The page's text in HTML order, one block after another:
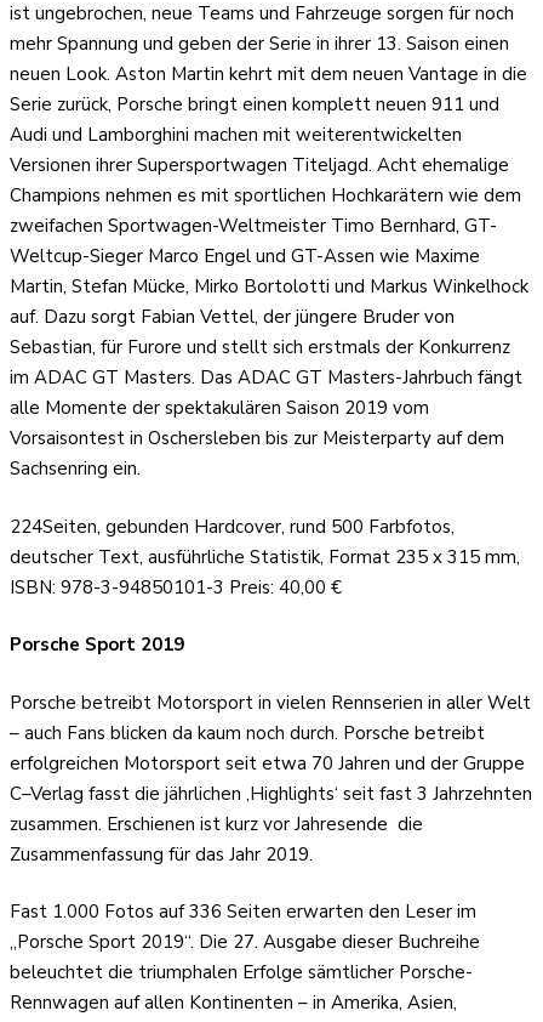
ist ungebrochen, neue Teams und Fahrzeuge sorgen für noch
mehr Spannung und geben der Serie in ihrer 13. Saison einen
neuen Look. Aston Martin kehrt mit dem neuen Vantage in die
Serie zurück, Porsche bringt einen komplett neuen 911 und
Audi und Lamborghini machen mit weiterentwickelten
Versionen ihrer Supersportwagen Titeljagd. Acht ehemalige
Champions nehmen es mit sportlichen Hochkarätern wie dem
zweifachen Sportwagen-Weltmeister Timo Bernhard, GT-
Weltcup-Sieger Marco Engel und GT-Assen wie Maxime
Martin, Stefan Mücke, Mirko Bortolotti und Markus Winkelhock
auf. Dazu sorgt Fabian Vettel, der jüngere Bruder von
Sebastian, für Furore und stellt sich erstmals der Konkurrenz
im ADAC GT Masters. Das ADAC GT Masters-Jahrbuch fängt
alle Momente der spektakulären Saison 2019 vom
Vorsaisontest in Oschersleben bis zur Meisterparty auf dem
Sachsenring ein.
224Seiten, gebunden Hardcover, rund 500 Farbfotos,
deutscher Text, ausführliche Statistik, Format 235 x 315 mm,
ISBN: 978-3-94850101-3 Preis: 40,00 €
Porsche Sport 2019
Porsche betreibt Motorsport in vielen Rennserien in aller Welt
– auch Fans blicken da kaum noch durch. Porsche betreibt
erfolgreichen Motorsport seit etwa 70 Jahren und der Gruppe
C–Verlag fasst die jährlichen ‚Highlights‘ seit fast 3 Jahrzehnten
zusammen. Erschienen ist kurz vor Jahresende die
Zusammenfassung für das Jahr 2019.
Fast 1.000 Fotos auf 336 Seiten erwarten den Leser im
„Porsche Sport 2019“. Die 27. Ausgabe dieser Buchreihe
beleuchtet die triumphalen Erfolge sämtlicher Porsche-
Rennwagen auf allen Kontinenten – in Amerika, Asien,